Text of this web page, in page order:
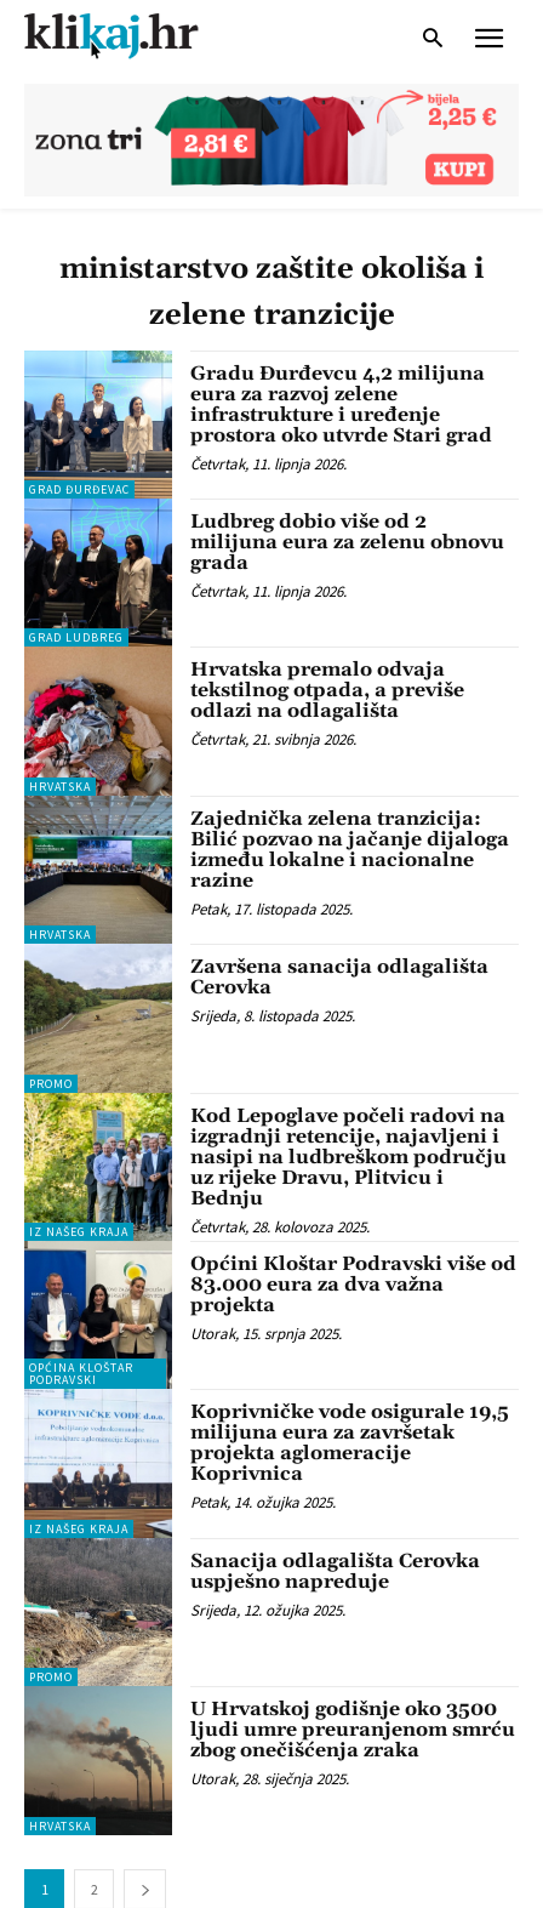
ministarstvo zaštite okoliša i
zelene tranzicije
GRAD ĐURĐEVAC
Gradu Đurđevcu 4,2 milijuna
eura za razvoj zelene
infrastrukture i uređenje
prostora oko utvrde Stari grad
Četvrtak, 11. lipnja 2026.
GRAD LUDBREG
Ludbreg dobio više od 2
milijuna eura za zelenu obnovu
grada
Četvrtak, 11. lipnja 2026.
HRVATSKA
Hrvatska premalo odvaja
tekstilnog otpada, a previše
odlazi na odlagališta
Četvrtak, 21. svibnja 2026.
HRVATSKA
Zajednička zelena tranzicija:
Bilić pozvao na jačanje dijaloga
između lokalne i nacionalne
razine
Petak, 17. listopada 2025.
PROMO
Završena sanacija odlagališta
Cerovka
Srijeda, 8. listopada 2025.
IZ NAŠEG KRAJA
Kod Lepoglave počeli radovi na
izgradnji retencije, najavljeni i
nasipi na ludbreškom području
uz rijeke Dravu, Plitvicu i
Bednju
Četvrtak, 28. kolovoza 2025.
OPĆINA KLOŠTAR
PODRAVSKI
Općini Kloštar Podravski više od
83.000 eura za dva važna
projekta
Utorak, 15. srpnja 2025.
IZ NAŠEG KRAJA
Koprivničke vode osigurale 19,5
milijuna eura za završetak
projekta aglomeracije
Koprivnica
Petak, 14. ožujka 2025.
PROMO
Sanacija odlagališta Cerovka
uspješno napreduje
Srijeda, 12. ožujka 2025.
HRVATSKA
U Hrvatskoj godišnje oko 3500
ljudi umre preuranjenom smrću
zbog onečišćenja zraka
Utorak, 28. siječnja 2025.
1 2